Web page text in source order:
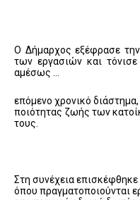
Ο Δήμαρχος εξέφρασε
των εργασιών και
αμέσως …
επόμενο χρονικό
ποιότητας ζωής των
τους.
Στη συνέχεια
όπου πραγματοποιούνται